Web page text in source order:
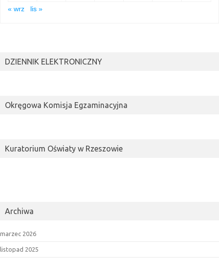
« wrz
lis »
DZIENNIK ELEKTRONICZNY
Okręgowa Komisja Egzaminacyjna
Kuratorium Oświaty w Rzeszowie
Archiwa
marzec 2026
listopad 2025